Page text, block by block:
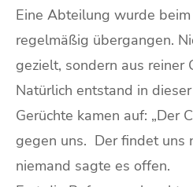
Eine Abteilung wurde
regelmäßig übergangen.
gezielt, sondern aus reiner
Natürlich entstand in
Gerüchte kamen auf: „Der
gegen uns. Der findet uns
niemand sagte es offen.